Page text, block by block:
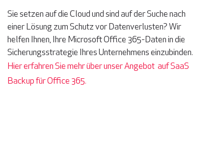
Sie setzen auf die Cloud und sind auf der Suche nach
einer Lösung zum Schutz vor Datenverlusten? Wir
helfen Ihnen, Ihre Microsoft Office 365-Daten in die
Sicherungsstrategie Ihres Unternehmens einzubinden.
Hier erfahren Sie mehr überunser Angebot auf SaaS
Backup für Office 365.